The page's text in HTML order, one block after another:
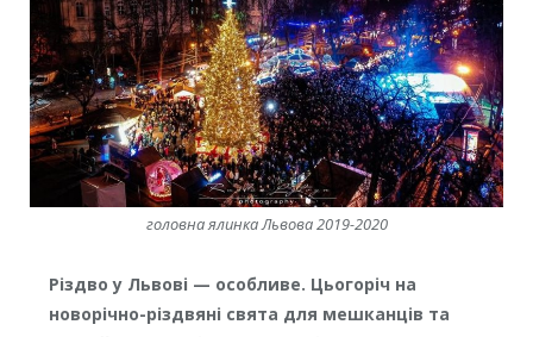
головна ялинка Львова 2019-2020
Різдво у Львові — особливе. Цьогоріч на
новорічно-різдвяні свята для мешканців та